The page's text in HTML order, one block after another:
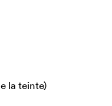
la teinte)